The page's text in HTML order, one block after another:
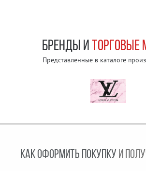
БРЕНДЫ И ТОРГОВЫЕ
Представленные в каталоге
КАК ОФОРМИТЬ ПОКУПКУ И